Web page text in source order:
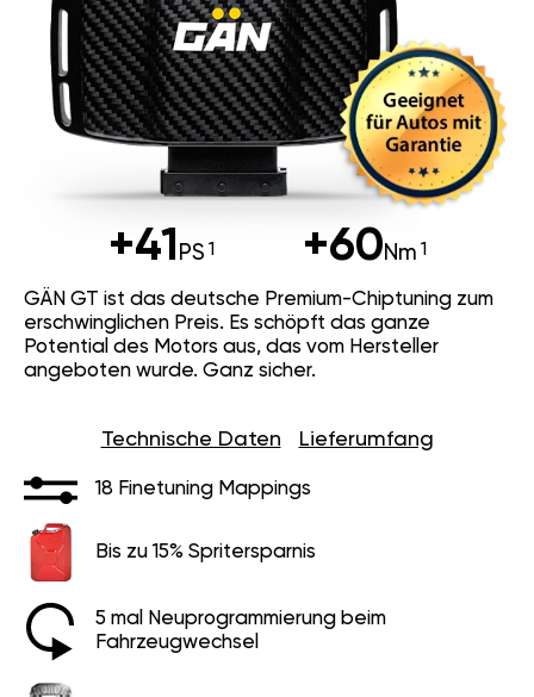
+41 PS +60Nm
GÄN GT ist das deutsche Premium-Chiptuning zum
erschwinglichen Preis. Es schöpft das ganze
Potential des Motors aus, das vom Hersteller
angeboten wurde. Ganz sicher.
Technische Daten Lieferumfang
18 Finetuning Mappings
Bis zu 15% Spritersparnis
5 mal Neuprogrammierung beim
Fahrzeugwechsel